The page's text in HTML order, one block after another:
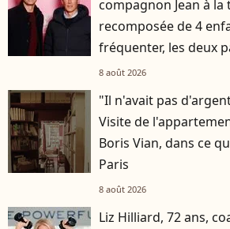
compagnon Jean à
recomposée de 4
fréquenter, les deux
connaissaient depuis
8 août 2026
"Il n'avait pas
Visite de
Boris Vian, dans ce
Paris
8 août 2026
Liz Hilliard, 72 ans,